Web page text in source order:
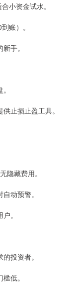
小资金试水。
账）。
手。
止损止盈工具。
隐藏费用。
动预警。
。
投资者。
低。